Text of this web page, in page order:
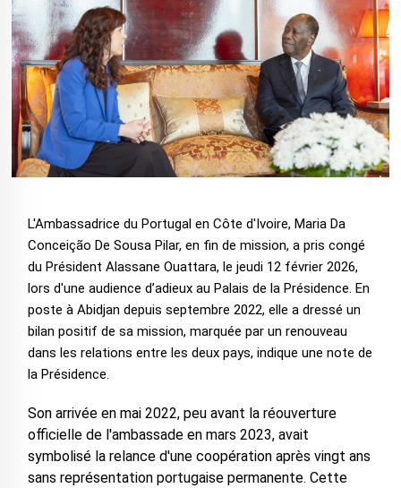
L'Ambassadrice du Portugal en Côte d'Ivoire, Maria Da
Conceição De Sousa Pilar, en fin de mission, a pris congé
du Président Alassane Ouattara, le jeudi 12 février 2026,
lors d'une audience d’adieux au Palais de la Présidence. En
poste à Abidjan depuis septembre 2022, elle a dressé un
bilan positif de sa mission, marquée par un renouveau
dans les relations entre les deux pays, indique une note de
la Présidence.
Son arrivée en mai 2022, peu avant la réouverture
officielle de l'ambassade en mars 2023, avait
symbolisé la relance d'une coopération après vingt ans
sans représentation portugaise permanente. Cette